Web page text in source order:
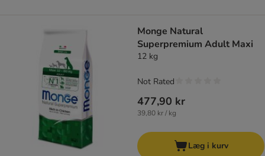
Monge Natural
Superpremium Adult Maxi
12 kg
477,90 kr
39,80 kr / kg
Not Rated
Læg i kurv